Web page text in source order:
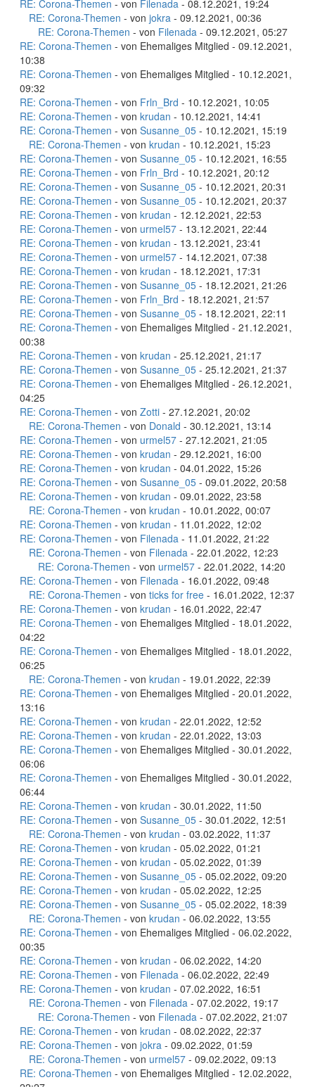
RE: Corona-Themen - von Filenada - 08.12.2021, 19:24
RE: Corona-Themen - von jokra - 09.12.2021, 00:36
RE: Corona-Themen - von Filenada - 09.12.2021, 05:27
RE: Corona-Themen - von Ehemaliges Mitglied - 09.12.2021,
10:38
RE: Corona-Themen - von Ehemaliges Mitglied - 10.12.2021,
09:32
RE: Corona-Themen - von Frln_Brd - 10.12.2021, 10:05
RE: Corona-Themen - von krudan - 10.12.2021, 14:41
RE: Corona-Themen - von Susanne_05 - 10.12.2021, 15:19
RE: Corona-Themen - von krudan - 10.12.2021, 15:23
RE: Corona-Themen - von Susanne_05 - 10.12.2021, 16:55
RE: Corona-Themen - von Frln_Brd - 10.12.2021, 20:12
RE: Corona-Themen - von Susanne_05 - 10.12.2021, 20:31
RE: Corona-Themen - von Susanne_05 - 10.12.2021, 20:37
RE: Corona-Themen - von krudan - 12.12.2021, 22:53
RE: Corona-Themen - von urmel57 - 13.12.2021, 22:44
RE: Corona-Themen - von krudan - 13.12.2021, 23:41
RE: Corona-Themen - von urmel57 - 14.12.2021, 07:38
RE: Corona-Themen - von krudan - 18.12.2021, 17:31
RE: Corona-Themen - von Susanne_05 - 18.12.2021, 21:26
RE: Corona-Themen - von Frln_Brd - 18.12.2021, 21:57
RE: Corona-Themen - von Susanne_05 - 18.12.2021, 22:11
RE: Corona-Themen - von Ehemaliges Mitglied - 21.12.2021,
00:38
RE: Corona-Themen - von krudan - 25.12.2021, 21:17
RE: Corona-Themen - von Susanne_05 - 25.12.2021, 21:37
RE: Corona-Themen - von Ehemaliges Mitglied - 26.12.2021,
04:25
RE: Corona-Themen - von Zotti - 27.12.2021, 20:02
RE: Corona-Themen - von Donald - 30.12.2021, 13:14
RE: Corona-Themen - von urmel57 - 27.12.2021, 21:05
RE: Corona-Themen - von krudan - 29.12.2021, 16:00
RE: Corona-Themen - von krudan - 04.01.2022, 15:26
RE: Corona-Themen - von Susanne_05 - 09.01.2022, 20:58
RE: Corona-Themen - von krudan - 09.01.2022, 23:58
RE: Corona-Themen - von krudan - 10.01.2022, 00:07
RE: Corona-Themen - von krudan - 11.01.2022, 12:02
RE: Corona-Themen - von Filenada - 11.01.2022, 21:22
RE: Corona-Themen - von Filenada - 22.01.2022, 12:23
RE: Corona-Themen - von urmel57 - 22.01.2022, 14:20
RE: Corona-Themen - von Filenada - 16.01.2022, 09:48
RE: Corona-Themen - von ticks for free - 16.01.2022, 12:37
RE: Corona-Themen - von krudan - 16.01.2022, 22:47
RE: Corona-Themen - von Ehemaliges Mitglied - 18.01.2022,
04:22
RE: Corona-Themen - von Ehemaliges Mitglied - 18.01.2022,
06:25
RE: Corona-Themen - von krudan - 19.01.2022, 22:39
RE: Corona-Themen - von Ehemaliges Mitglied - 20.01.2022,
13:16
RE: Corona-Themen - von krudan - 22.01.2022, 12:52
RE: Corona-Themen - von krudan - 22.01.2022, 13:03
RE: Corona-Themen - von Ehemaliges Mitglied - 30.01.2022,
06:06
RE: Corona-Themen - von Ehemaliges Mitglied - 30.01.2022,
06:44
RE: Corona-Themen - von krudan - 30.01.2022, 11:50
RE: Corona-Themen - von Susanne_05 - 30.01.2022, 12:51
RE: Corona-Themen - von krudan - 03.02.2022, 11:37
RE: Corona-Themen - von krudan - 05.02.2022, 01:21
RE: Corona-Themen - von krudan - 05.02.2022, 01:39
RE: Corona-Themen - von Susanne_05 - 05.02.2022, 09:20
RE: Corona-Themen - von krudan - 05.02.2022, 12:25
RE: Corona-Themen - von Susanne_05 - 05.02.2022, 18:39
RE: Corona-Themen - von krudan - 06.02.2022, 13:55
RE: Corona-Themen - von Ehemaliges Mitglied - 06.02.2022,
00:35
RE: Corona-Themen - von krudan - 06.02.2022, 14:20
RE: Corona-Themen - von Filenada - 06.02.2022, 22:49
RE: Corona-Themen - von krudan - 07.02.2022, 16:51
RE: Corona-Themen - von Filenada - 07.02.2022, 19:17
RE: Corona-Themen - von Filenada - 07.02.2022, 21:07
RE: Corona-Themen - von krudan - 08.02.2022, 22:37
RE: Corona-Themen - von jokra - 09.02.2022, 01:59
RE: Corona-Themen - von urmel57 - 09.02.2022, 09:13
RE: Corona-Themen - von Ehemaliges Mitglied - 12.02.2022,